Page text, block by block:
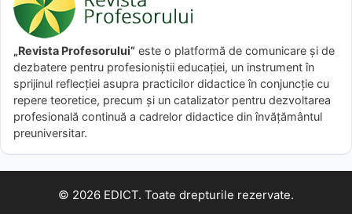
„Revista Profesorului” este o platformă de comunicare și de
dezbatere pentru profesioniștii educației, un instrument în
sprijinul reflecției asupra practicilor didactice în conjuncție cu
repere teoretice, precum și un catalizator pentru dezvoltarea
profesională continuă a cadrelor didactice din învățământul
preuniversitar.
© 2026 EDICT. Toate drepturile rezervate.